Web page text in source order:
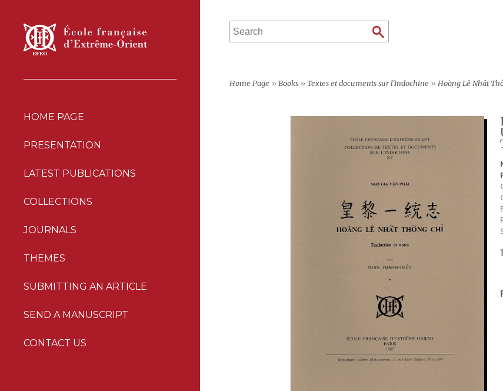
HOME PAGE
PRESENTATION
LATEST PUBLICATIONS
COLLECTIONS
JOURNALS
THEMES
SUBMITTING AN ARTICLE
SEND A MANUSCRIPT
CONTACT US
Home Page » Books »Textes et documents sur l'Indochine » Hoàng Lê Nhât